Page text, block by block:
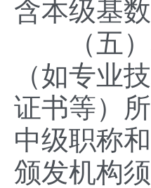
含本级基数
（五）
（如专业
证书等）
中级职称
颁发机构